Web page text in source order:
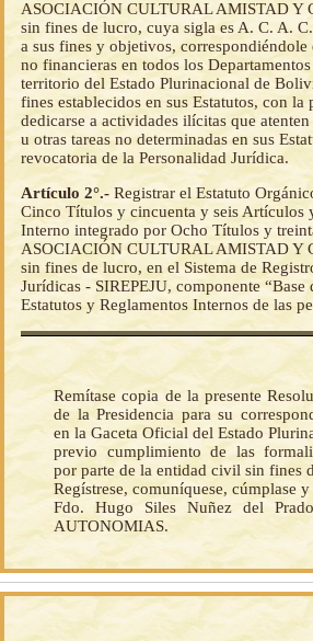
ASOCIACIÓN CULTURAL AMISTAD Y
sin fines de lucro, cuya sigla es A. C. A.
a sus fines y objetivos,
no financieras en todos los
territorio del Estado Plurinacional de
fines establecidos en sus Estatutos, con la
dedicarse a actividades ilícitas que
u otras tareas no determinadas en sus
revocatoria de la Personalidad Jurídica.
Artículo 2°.- Registrar el Estatuto
Cinco Títulos y cincuenta y seis Artículos
Interno integrado por Ocho Títulos y
ASOCIACIÓN CULTURAL AMISTAD Y
sin fines de lucro, en el Sistema de
Jurídicas - SIREPEJU, componente “Base
Estatutos y Reglamentos Internos de las
Remítase copia de la presente
de la Presidencia para su
en la Gaceta Oficial del Estado
previo cumplimiento de las
por parte de la entidad civil sin fines
Regístrese, comuníquese, cúmplase
Fdo. Hugo Siles Nuñez del
AUTONOMIAS.